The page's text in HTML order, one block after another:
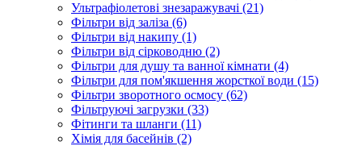
Ультрафіолетові знезаражувачі (21)
Фільтри від заліза (6)
Фільтри від накипу (1)
Фільтри від сірководню (2)
Фільтри для душу та ванної кімнати (4)
Фільтри для пом'якшення жорсткої води (15)
Фільтри зворотного осмосу (62)
Фільтруючі загрузки (33)
Фітинги та шланги (11)
Хімія для басейнів (2)